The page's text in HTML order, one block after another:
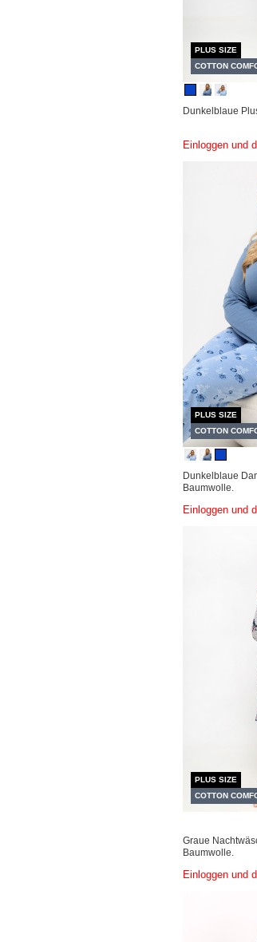
PLUS SIZE
COTTON
Dunkelblaue
Einloggen und
PLUS SIZE
COTTON
Dunkelblaue
Baumwolle.
Einloggen und
PLUS SIZE
COTTON
Graue
Baumwolle.
Einloggen und